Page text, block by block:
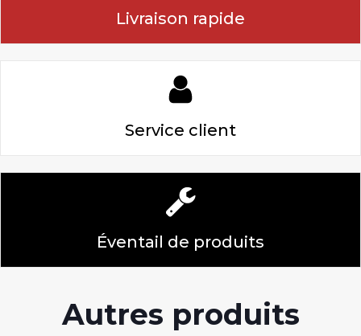
Livraison rapide
Service client
Éventail de produits
Autres produits